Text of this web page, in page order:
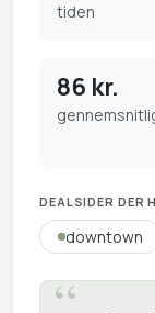
tiden
86 kr.
DEALSIDER DER
downtown